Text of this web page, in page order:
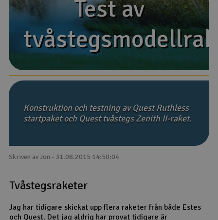
Båtar
Drönare
Helikopter
Modelljärnväg
Motor & tillbehör
Test av
Test av
Konstruktion och testning av Quest Ruthless
startpaket och Quest tvåstegs Zenith II-raket.
Skriven av Jon - 31.08.2015 14:50:04
Tvåstegsraketer
Jag har tidigare skickat upp flera raketer från både Estes
och Quest. Det jag aldrig har provat tidigare är